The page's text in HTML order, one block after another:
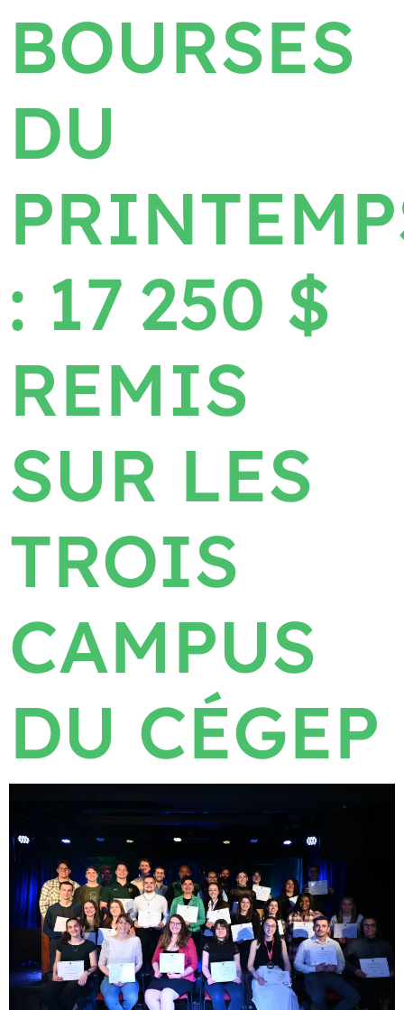
BOURSES
DU
: 17 250 $
REMIS
SUR LES
TROIS
CAMPUS
DU CÉGEP